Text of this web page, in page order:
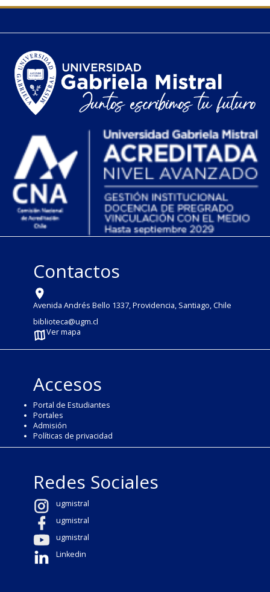
Contactos
Avenida Andrés Bello 1337, Providencia, Santiago, Chile
biblioteca@ugm.cl
Ver mapa
Accesos
Portal de Estudiantes
Portales
Admisión
Políticas de privacidad
Redes Sociales
ugmistral
ugmistral
ugmistral
Linkedin